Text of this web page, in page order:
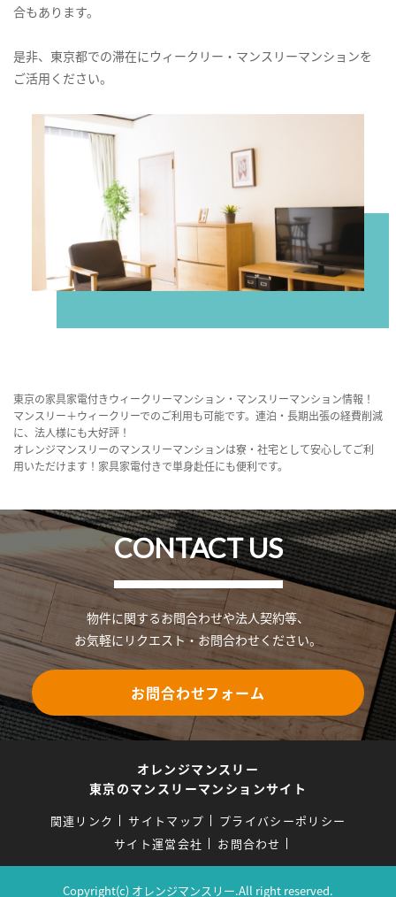
合もあります。
是非、東京都での滞在にウィークリー・マンスリーマンションを
ご活用ください。
東京の家具家電付きウィークリーマンション・マンスリーマンション情報！
マンスリー＋ウィークリーでのご利用も可能です。連泊・長期出張の経費削減
に、法人様にも大好評！
オレンジマンスリーのマンスリーマンションは寮・社宅として安心してご利
用いただけます！家具家電付きで単身赴任にも便利です。
CONTACT US
物件に関するお問合わせや法人契約等、
お気軽にリクエスト・お問合わせください。
お問合わせフォーム
オレンジマンスリー
東京のマンスリーマンションサイト
関連リンク サイトマップ
プライバシーポリシー
サイト運営会社
お問合わせ
Copyright(c) オレンジマンスリー.All right reserved.